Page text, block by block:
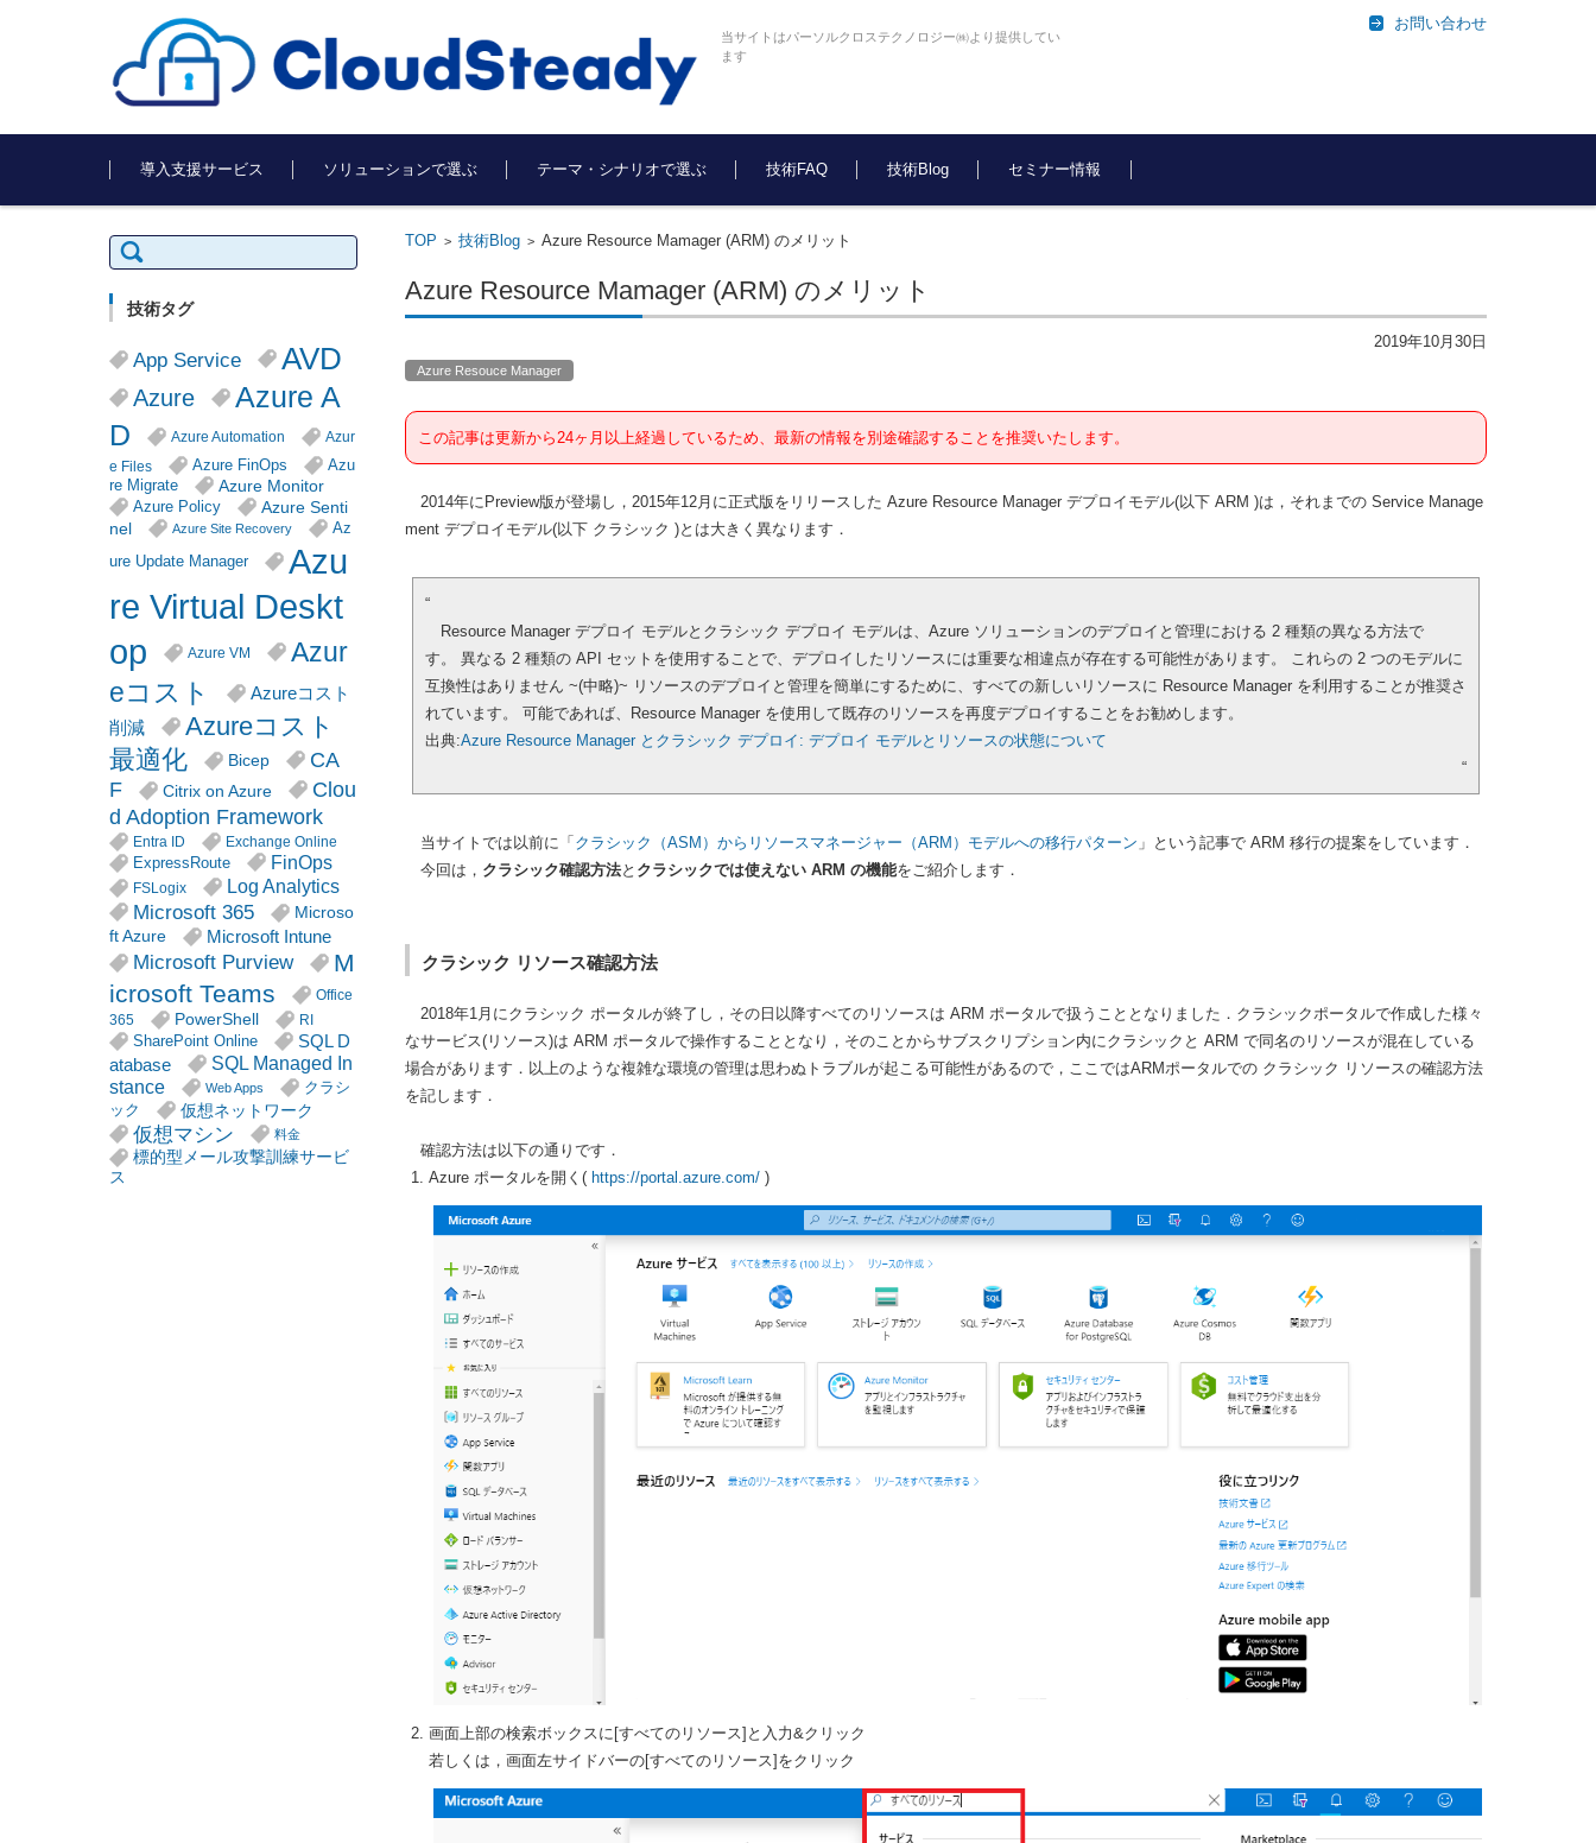
当サイトはパーソルクロステクノロジー㈱より提供してい
ます
お問い合わせ
コンテンツに移動
導入支援サービス
ソリューションで選ぶ テーマ・シナリオで選ぶ 技術FAQ 技術Blog セミナー情報
TOP > 技術Blog> Azure Resource Mamager (ARM) のメリット
Azure Resource Mamager (ARM) のメリット
2019年10月30日
Azure Resouce Manager
この記事は更新から24ヶ月以上経過しているため、最新の情報を別途確認することを推奨いたします。
2014年にPreview版が登場し，2015年12月に正式版をリリースした Azure Resource Manager デプロイモデル(以下 ARM )は，それまでの Service Manage
ment デプロイモデル(以下 クラシック )とは大きく異なります．
“
Resource Manager デプロイ モデルとクラシック デプロイ モデルは、Azure ソリューションのデプロイと管理における 2 種類の異なる方法で
す。
異なる 2 種類の API セットを使用することで、デプロイしたリソースには重要な相違点が存在する可能性があります。
これらの 2 つのモデルに
互換性はありません ~(中略)~ リソースのデプロイと管理を簡単にするために、すべての新しいリソースに Resource Manager を利用することが推奨さ
れています。
可能であれば、Resource Manager を使用して既存のリソースを再度デプロイすることをお勧めします。
出典:Azure Resource Manager とクラシック デプロイ: デプロイ モデルとリソースの状態について
“
当サイトでは以前に「 クラシック（ASM）からリソースマネージャー（ARM）モデルへの移行パターン 」という記事で ARM 移行の提案をしています．
今回は， クラシック確認方法と クラシックでは使えない ARM の機能をご紹介します．
クラシック リソース確認方法
2018年1月にクラシック ポータルが終了し，その日以降すべてのリソースは ARM ポータルで扱うこととなりました．クラシックポータルで作成した様々
なサービス(リソース)は ARM ポータルで操作することとなり，そのことからサブスクリプション内にクラシックと ARM で同名のリソースが混在している
場合があります．以上のような複雑な環境の管理は思わぬトラブルが起こる可能性があるので，ここではARMポータルでの クラシック リソースの確認方法
を記します．
確認方法は以下の通りです．
Azure ポータルを開く( https://portal.azure.com/)
画面上部の検索ボックスに[すべてのリソース]と入力&クリック
若しくは，画面左サイドバーの[すべてのリソース]をクリック
検
索:
技術タグ
App Service AVD
Azure
Azure A
D
Azure Automation
Azur
e Files
Azure FinOps
Azu
re Migrate
Azure Monitor
Azure Policy
Azure Senti
nel
Azure Site Recovery
Az
ure Update Manager
Azu
re Virtual Deskt
op
Azure VM
Azur
eコスト
Azureコスト
削減
Azureコスト
最適化
Bicep
CA
F
Citrix on Azure
Clou
d Adoption Framework
Entra ID Exchange Online
ExpressRoute FinOps
FSLogix Log Analytics
Microsoft 365
Microso
ft Azure
Microsoft Intune
Microsoft Purview
M
icrosoft Teams
Office
365
PowerShell RI
SharePoint Online
SQL D
atabase
SQL Managed In
stance
Web Apps
クラシ
ック
仮想ネットワーク
仮想マシン 料金
標的型メール攻撃訓練サービ
ス